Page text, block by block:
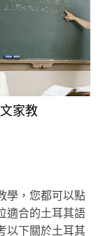
家教
學，您都可以點
適合的土耳其語
以下關於土耳其